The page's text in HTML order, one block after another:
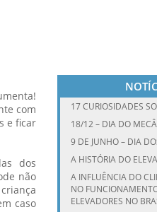
com
e ficar
dos
não
caso
17 CURIOSIDADES
18/12 – DIA DO
9 DE JUNHO – DIA
A HISTÓRIA DO
A INFLUÊNCIA DO
NO
ELEVADORES NO